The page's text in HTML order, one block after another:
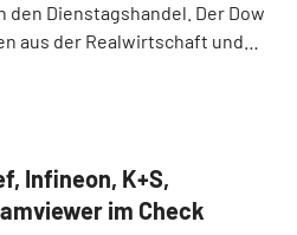
Dienstagshandel. Der Dow
aus der Realwirtschaft und
52.515 Punkte. Der Nasdaq
Infineon, K+S,
im Check